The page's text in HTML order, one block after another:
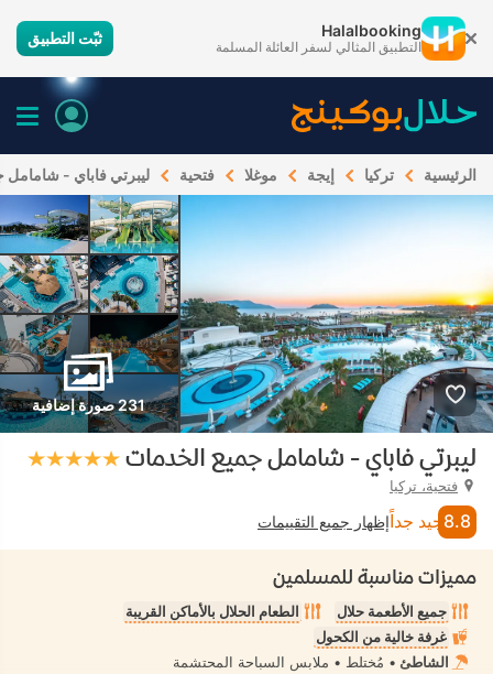
Halalbooking
التطبيق المثالي لسفر العائلة المسلمة ثبّت التطبيق
الرئيسية تركيا إيجة موغلا فتحية ليبرتي فاباي - شامامل
231 صورة إضافية
ليبرتي فاباي - شامامل جميع الخدمات
فتحية، تركيا
8.8 جيد جداًإظهار جميع التقييمات
مميزات مناسبة للمسلمين
جميع الأطعمة حلال
الطعام الحلال بالأماكن القريبة
غرفة خالية من الكحول
الشاطئ • مُختلط • ملابس السباحة المحتشمة